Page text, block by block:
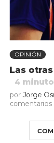
OPINIÓN
Las
4
por Jorge
comentarios